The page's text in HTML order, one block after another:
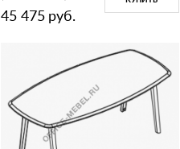
45 475 руб.